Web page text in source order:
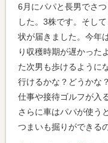
6月にパパと長男でさ
した。3株です。そし
状が届きました。今年
り収穫時期が遅かった
た次男も歩けるように
行けるかな？どうかな
仕事や接待ゴルフが入
さらに車はパパが使う
つまいも掘りができる